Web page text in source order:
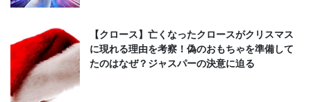
【クロース】亡くなったクロースがクリスマス
に現れる理由を考察！偽のおもちゃを準備して
たのはなぜ？ジャスパーの決意に迫る